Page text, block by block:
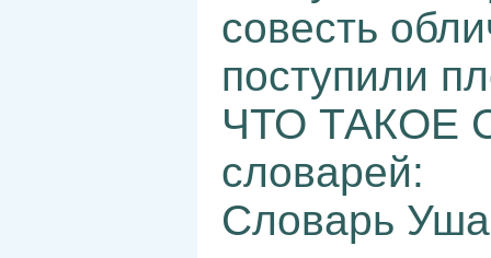
совесть
поступили
ЧТО ТАКОЕ
словарей:
Словарь